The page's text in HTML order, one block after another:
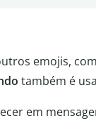
emojis,
também é
em